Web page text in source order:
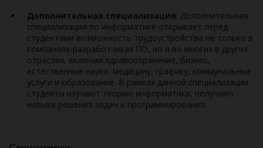
Дополнительная специализация: Дополнительная
специализация по информатике открывает перед
студентами возможность трудоустройства не только в
компаниях-разработчиках ПО, но и во многих в других
отраслях, включая здравоохранение, бизнес,
естественные науки, медицину, графику, коммунальные
услуги и образование. В рамках данной специализации
студенты изучают теорию информатики, получают
навыки решения задач и программирования.